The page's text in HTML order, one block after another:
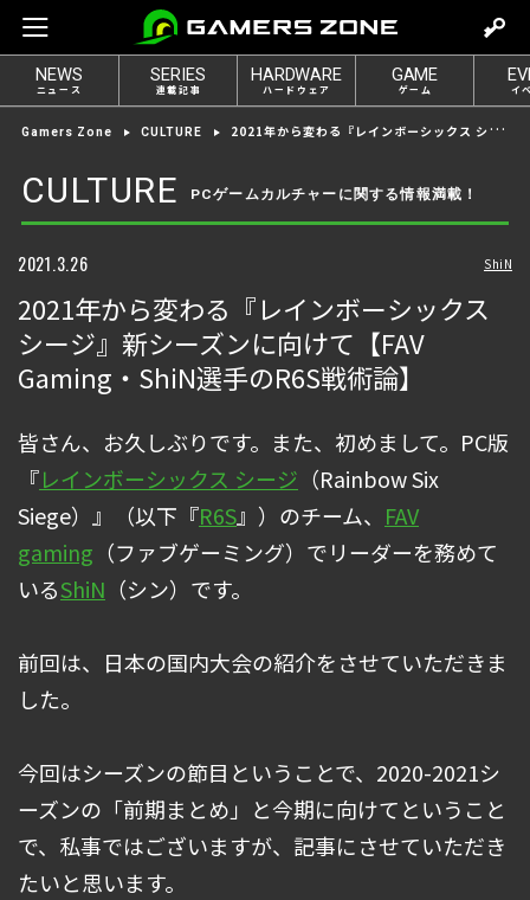
e
t
l
o
n
NEWS
ニュース
SERIES
連載記事
HARDWARE
ハードウェア
GAME
ゲーム イ
Gamers Zone CULTURE 2021年から変わる『レインボーシックス シージ』新シーズンに向けて【FAV Gaming・ShiN選手のR6S戦術論】
CULTURE PCゲームカルチャーに関する情報満載！
2021.3.26 ShiN
2021年から変わる『レインボーシックス
シージ』新シーズンに向けて【FAV
Gaming・ShiN選手のR6S戦術論】
皆さん、お久しぶりです。また、初めまして。PC版
『レインボーシックス シージ （Rainbow Six
Siege）』（以下『R6S』）のチーム、 FAV
gaming （ファブゲーミング）でリーダーを務めて
いるShiN （シン）です。
前回は、日本の国内大会の紹介をさせていただきま
した。
今回はシーズンの節目ということで、2020-2021シ
ーズンの「前期まとめ」と今期に向けてということ
で、私事ではございますが、記事にさせていただき
たいと思います。